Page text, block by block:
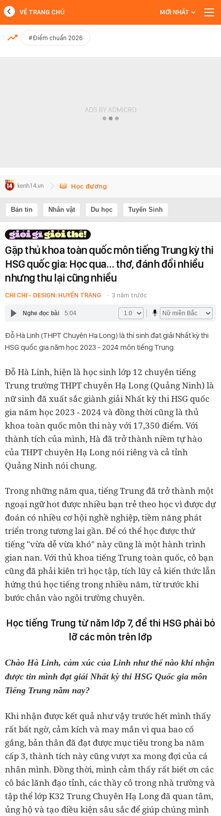
MỚI NHẤT
VỀ TRANG CHỦ MỚI NHẤT
#Điểm chuẩn 2026
Học đường
Bản tin Nhân vật Du học Tuyển Sinh
Gặp thủ khoa toàn quốc môn tiếng Trung kỳ thi
HSG quốc gia: Học qua… thơ, đánh đổi nhiều
nhưng thu lại cũng nhiều
CHI CHI - DESIGN: HUYỀN TRANG 3 năm trước
Nghe đọc bài 5:04
Đỗ Hà Linh (THPT Chuyên Hạ Long) là thí sinh đạt giải Nhất kỳ thi
HSG quốc gia năm học 2023 - 2024 môn tiếng Trung.
Đỗ Hà Linh, hiện là học sinh lớp 12 chuyên tiếng
Trung trường THPT chuyên Hạ Long (Quảng Ninh) là
nữ sinh đã xuất sắc giành giải Nhất kỳ thi HSG quốc
gia năm học 2023 - 2024 và đồng thời cũng là thủ
khoa toàn quốc môn thi này với 17,350 điểm. Với
thành tích của mình, Hà đã trở thành niềm tự hào
của THPT chuyên Hạ Long nói riêng và cả tỉnh
Quảng Ninh nói chung.
Trong những năm qua, tiếng Trung đã trở thành một
ngoại ngữ hot được nhiều bạn trẻ theo học vì được dự
đoán có nhiều cơ hội nghề nghiệp, tiềm năng phát
triển trong tương lai gần. Để có thể học được thứ
tiếng "vừa dễ vừa khó" này cũng là một hành trình
gian nan. Với thủ khoa tiếng Trung toàn quốc, cô bạn
cũng đã phải kiên trì học tập, tích lũy cả kiến thức lẫn
hứng thú học tiếng trong nhiều năm, từ trước khi
bước chân vào ngôi trường chuyên.
Học tiếng Trung từ năm lớp 7, để thi HSG phải bỏ
lỡ các môn trên lớp
Chào Hà Linh, cảm xúc của Linh như thế nào khi nhận
được tin mình đạt giải Nhất kỳ thi HSG Quốc gia môn
Tiếng Trung năm nay?
Khi nhận được kết quả như vậy trước hết mình thấy
rất bất ngờ, cảm kích và may mắn vì qua bao cố
gắng, bản thân đã đạt được mục tiêu trong ba năm
cấp 3, thành tích này cũng vượt xa mong đợi của cá
nhân mình. Đồng thời, mình cảm thấy rất biết ơn các
cô bác lãnh đạo tỉnh, các thầy cô trong nhà trường và
tập thể lớp K32 Trung Chuyên Hạ Long đã quan tâm,
ủng hộ và tạo điều kiện sâu sắc để giúp chúng mình